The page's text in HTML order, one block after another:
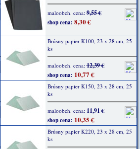
maloobch. cena:9,55 €
shop cena: 8,30 €
Brúsny papier K100, 23 x 28 cm, 25
ks
maloobch. cena:12,39 €
shop cena: 10,77 €
Brúsny papier K150, 23 x 28 cm, 25
ks
maloobch. cena:11,91 €
shop cena: 10,35 €
Brúsny papier K220, 23 x 28 cm, 25
ks